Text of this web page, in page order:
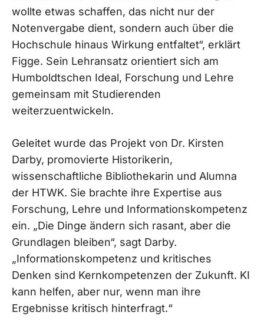
wollte etwas schaffen, das nicht nur der
Notenvergabe dient, sondern auch über die
Hochschule hinaus Wirkung entfaltet“, erklärt
Figge. Sein Lehransatz orientiert sich am
Humboldtschen Ideal, Forschung und Lehre
gemeinsam mit Studierenden
weiterzuentwickeln.
Geleitet wurde das Projekt von Dr. Kirsten
Darby, promovierte Historikerin,
wissenschaftliche Bibliothekarin und Alumna
der HTWK. Sie brachte ihre Expertise aus
Forschung, Lehre und Informationskompetenz
ein. „Die Dinge ändern sich rasant, aber die
Grundlagen bleiben“, sagt Darby.
„Informationskompetenz und kritisches
Denken sind Kernkompetenzen der Zukunft. KI
kann helfen, aber nur, wenn man ihre
Ergebnisse kritisch hinterfragt.“